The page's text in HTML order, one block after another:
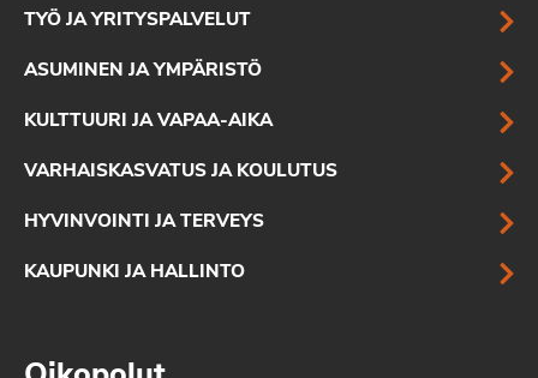
TYÖ JA YRITYSPALVELUT
ASUMINEN JA YMPÄRISTÖ
KULTTUURI JA VAPAA-AIKA
VARHAISKASVATUS JA KOULUTUS
HYVINVOINTI JA TERVEYS
KAUPUNKI JA HALLINTO